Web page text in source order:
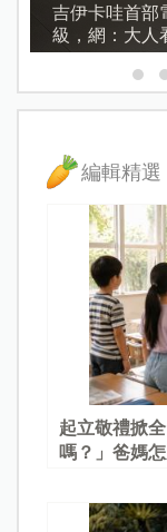
吉伊卡哇首部
級，網：大人
編輯精選
起立敬禮掀
嗎？」爸媽